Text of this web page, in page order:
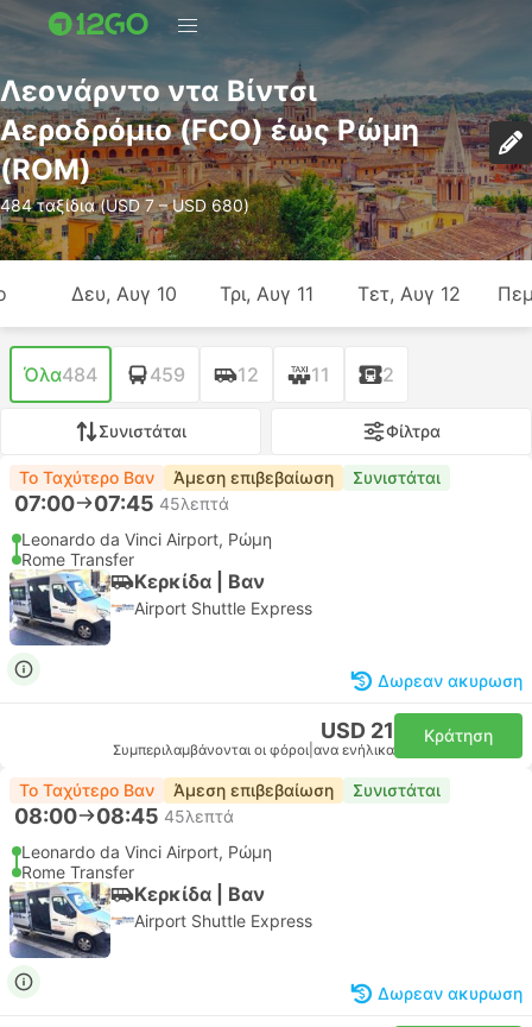
Λεονάρντο ντα Βίντσι
Αεροδρόμιο (FCO) έως Ρώμη
(ROM)
484 ταξίδια (USD 7 – USD 680)
Δευ, Αυγ 10 Τρι, Αυγ 11 Τετ, Αυγ 12
Όλα484 459 12 11 2
Συνιστάται Φίλτρα
Το Ταχύτερο Βαν Άμεση επιβεβαίωση Συνιστάται
07:00 07:45 45λεπτά
Leonardo da Vinci Airport, Ρώμη
Rome Transfer
Κερκίδα | Βαν
Airport Shuttle Express
Δωρεαν ακυρωση
USD 21
Συμπεριλαμβάνονται οι φόροι ανα ενήλικα
Κράτηση
Το Ταχύτερο Βαν Άμεση επιβεβαίωση Συνιστάται
08:00 08:45 45λεπτά
Leonardo da Vinci Airport, Ρώμη
Rome Transfer
Κερκίδα | Βαν
Airport Shuttle Express
Δωρεαν ακυρωση